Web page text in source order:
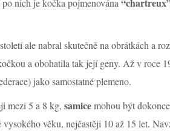
po nich je kočka pojmenována
ale nabral skutečně na obrátkách a
a obohatila tak její geny. Až v roce
jako samostatné plemeno.
mezi 5 a 8 kg, samicemohou být
věku, nejčastěji 10 až 15 let.